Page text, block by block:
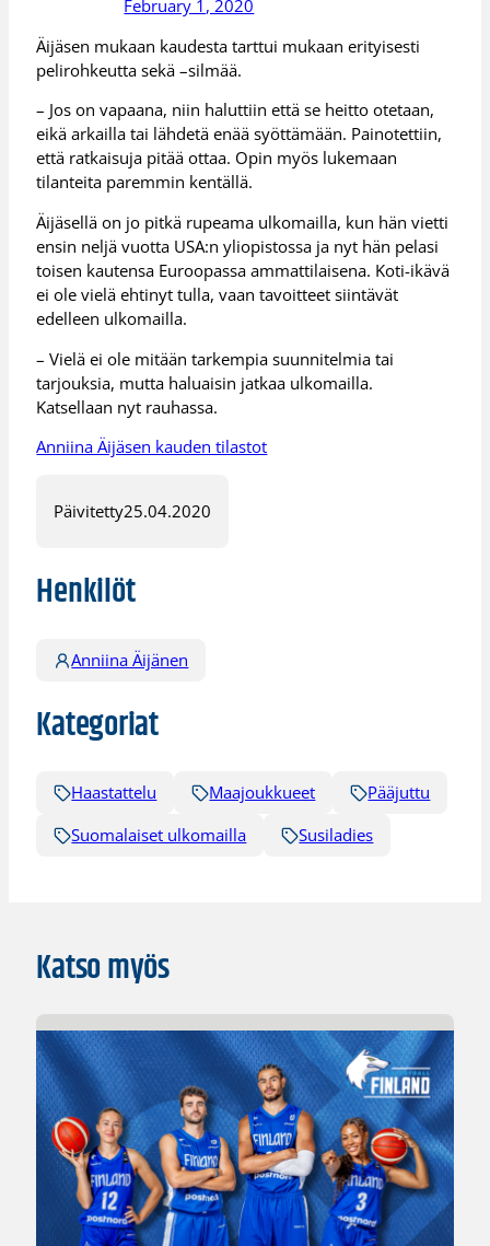
February 1, 2020
Äijäsen mukaan kaudesta tarttui mukaan erityisesti
pelirohkeutta sekä –silmää.
– Jos on vapaana, niin haluttiin että se heitto otetaan,
eikä arkailla tai lähdetä enää syöttämään. Painotettiin,
että ratkaisuja pitää ottaa. Opin myös lukemaan
tilanteita paremmin kentällä.
Äijäsellä on jo pitkä rupeama ulkomailla, kun hän vietti
ensin neljä vuotta USA:n yliopistossa ja nyt hän pelasi
toisen kautensa Euroopassa ammattilaisena. Koti-ikävä
ei ole vielä ehtinyt tulla, vaan tavoitteet siintävät
edelleen ulkomailla.
– Vielä ei ole mitään tarkempia suunnitelmia tai
tarjouksia, mutta haluaisin jatkaa ulkomailla.
Katsellaan nyt rauhassa.
Anniina Äijäsen kauden tilastot
Päivitetty25.04.2020
Henkilöt
Anniina Äijänen
Kategoriat
Haastattelu Maajoukkueet
Pääjuttu
Suomalaiset ulkomailla
Susiladies
Katso myös